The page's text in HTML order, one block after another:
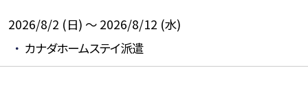
2026/8/2 (日) ～ 2026/8/12 (水)
カナダホームステイ派遣